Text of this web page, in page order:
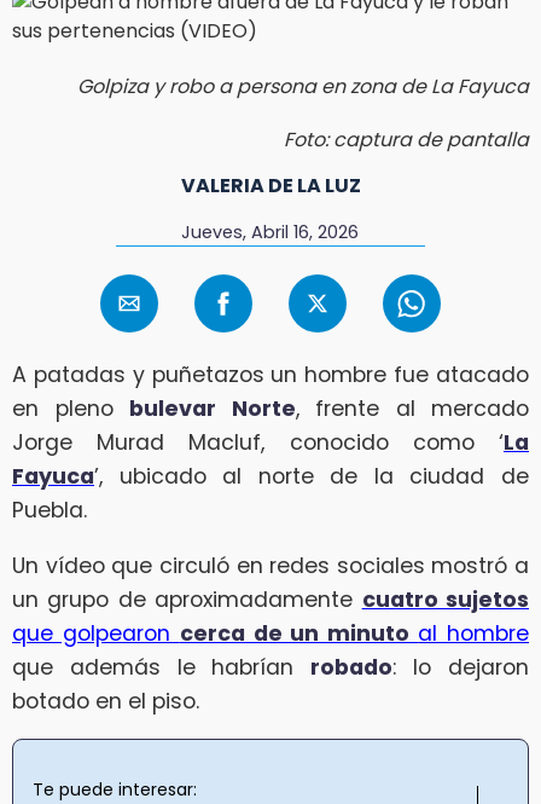
Golpiza y robo a persona en zona de La Fayuca
Foto: captura de pantalla
VALERIA DE LA LUZ
Jueves, Abril 16, 2026
A patadas y puñetazos un hombre fue atacado
en pleno bulevar Norte, frente al mercado
Jorge Murad Macluf, conocido como ‘La
Fayuca’, ubicado al norte de la ciudad de
Puebla.
Un vídeo que circuló en redes sociales mostró a
un grupo de aproximadamente cuatro sujetos
que golpearon cerca de un minuto al hombre
que además le habrían robado: lo dejaron
botado en el piso.
Te puede interesar: